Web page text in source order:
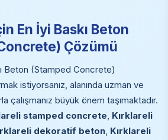
En İyi Baskı Beton
Çözümü
Beton (Stamped Concrete)
istiyorsanız, alanında uzman ve
çalışmanız büyük önem taşımaktadır.
stamped concrete, Kırklareli
dekoratif beton, Kırklareli